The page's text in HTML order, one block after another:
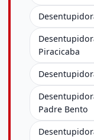
Piracicaba
Padre Bento